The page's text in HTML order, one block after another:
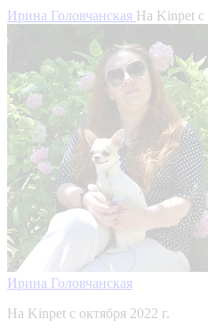
Ирина Головчанская На Kinpet c
Ирина Головчанская
На Kinpet c октября 2022 г.